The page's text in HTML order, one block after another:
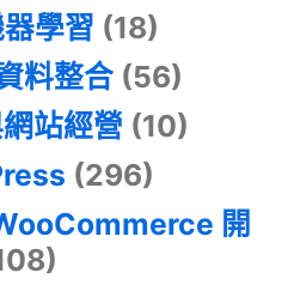
學習 (18)
料整合(56)
站經營 (10)
(296)
開